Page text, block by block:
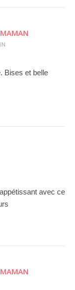
Bises et belle
avec ce